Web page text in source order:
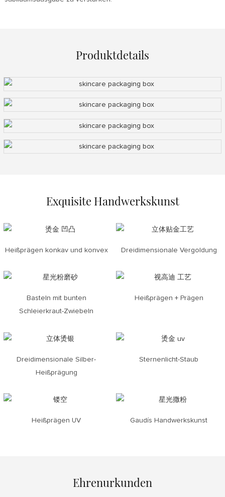
Produktdetails
Exquisite Handwerkskunst
Heißprägen konkav und konvex Dreidimensionale Vergoldung
Basteln mit bunten
Schleierkraut-Zwiebeln
Heißprägen + Prägen
Dreidimensionale Silber-
Heißprägung
Sternenlicht-Staub
Heißprägen UV Gaudís Handwerkskunst
Ehrenurkunden